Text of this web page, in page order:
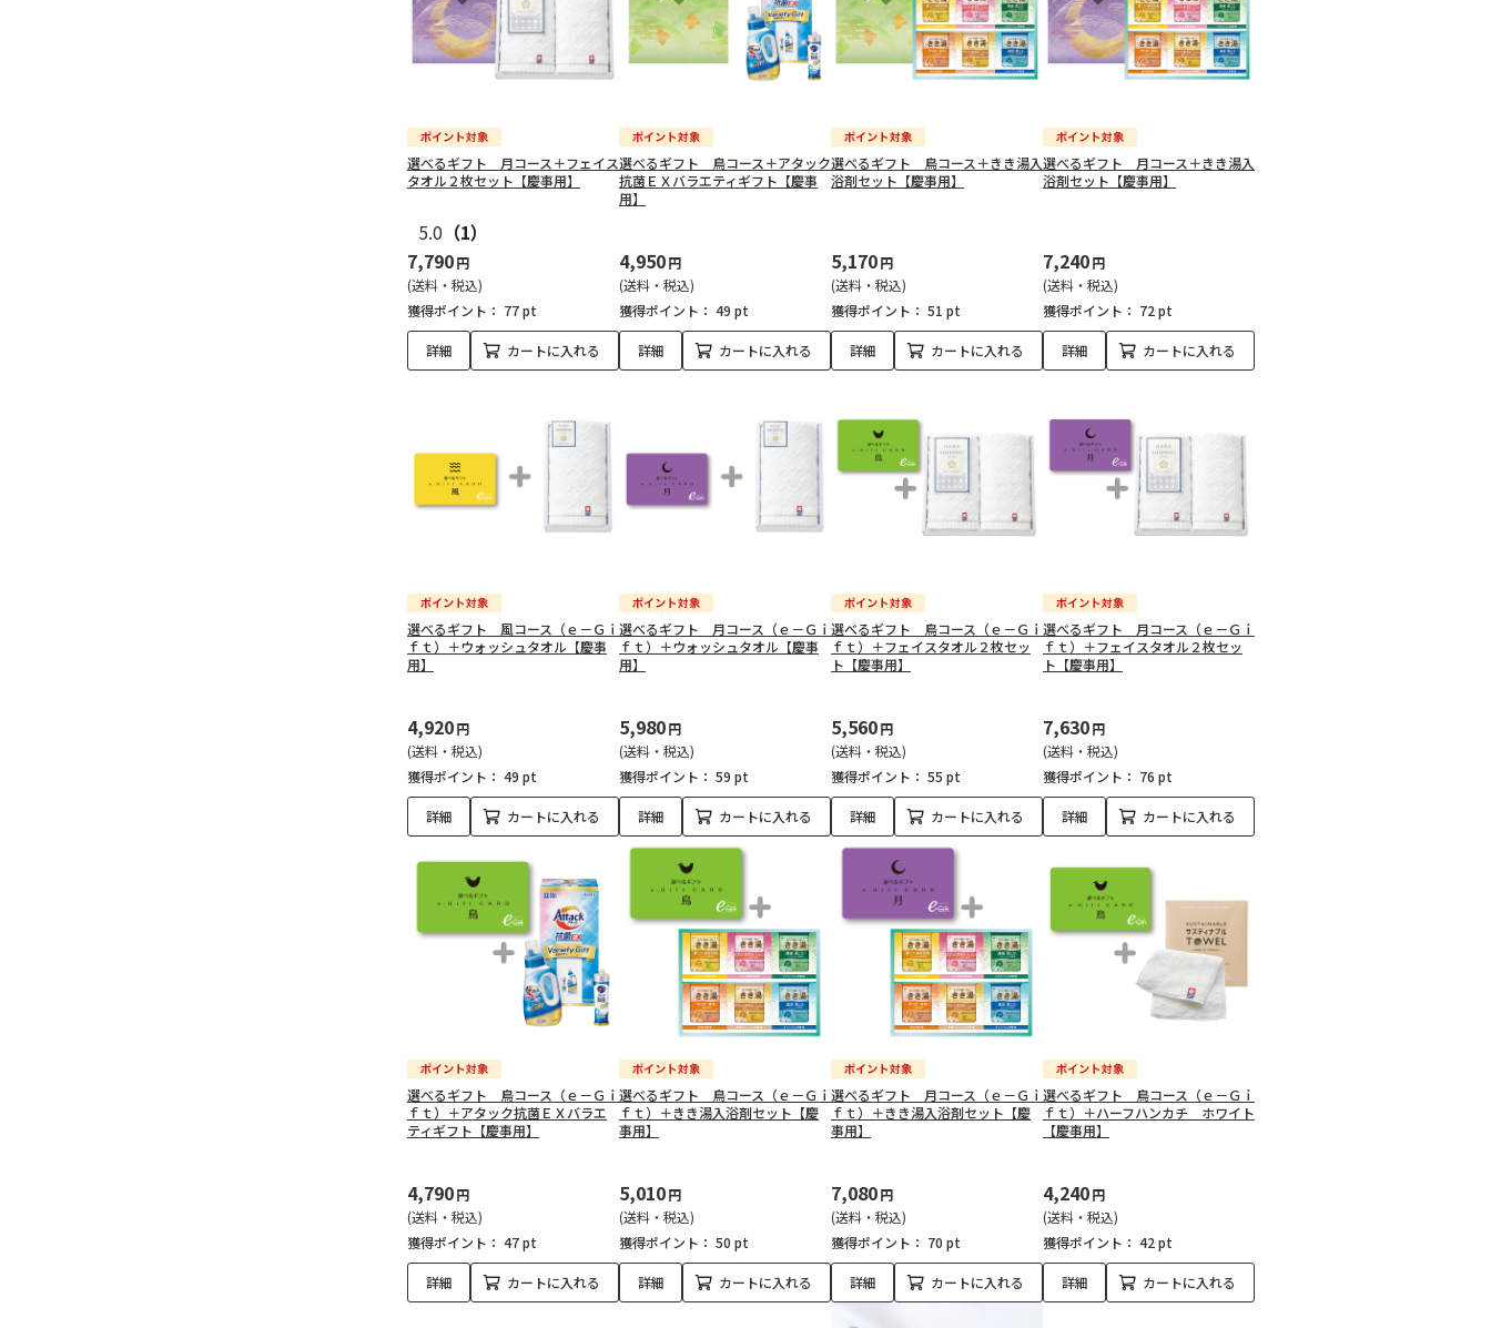
選べるギフト 月コース＋フェイス
タオル２枚セット【慶事用】
5.0 （1）
7,790円
(送料・税込)
獲得ポイント： 77 pt
詳細 カートに入れる
選べるギフト 鳥コース＋アタック
抗菌ＥＸバラエティギフト【慶事
用】
4,950円
(送料・税込)
獲得ポイント： 49 pt
詳細 カートに入れる
選べるギフト 鳥コース＋きき湯入
浴剤セット【慶事用】
5,170円
(送料・税込)
獲得ポイント： 51 pt
詳細 カートに入れる
選べるギフト 月コース＋きき湯入
浴剤セット【慶事用】
7,240円
(送料・税込)
獲得ポイント： 72 pt
詳細 カートに入れる
選べるギフト 風コース（ｅ－Ｇｉ
ｆｔ）＋ウォッシュタオル【慶事
用】
4,920円
(送料・税込)
獲得ポイント： 49 pt
詳細 カートに入れる
選べるギフト 月コース（ｅ－Ｇｉ
ｆｔ）＋ウォッシュタオル【慶事
用】
5,980円
(送料・税込)
獲得ポイント： 59 pt
詳細 カートに入れる
選べるギフト 鳥コース（ｅ－Ｇｉ
ｆｔ）＋フェイスタオル２枚セッ
ト【慶事用】
5,560円
(送料・税込)
獲得ポイント： 55 pt
詳細 カートに入れる
選べるギフト 月コース（ｅ－Ｇｉ
ｆｔ）＋フェイスタオル２枚セッ
ト【慶事用】
7,630円
(送料・税込)
獲得ポイント： 76 pt
詳細 カートに入れる
選べるギフト 鳥コース（ｅ－Ｇｉ
ｆｔ）＋アタック抗菌ＥＸバラエ
ティギフト【慶事用】
4,790円
(送料・税込)
獲得ポイント： 47 pt
詳細 カートに入れる
選べるギフト 鳥コース（ｅ－Ｇｉ
ｆｔ）＋きき湯入浴剤セット【慶
事用】
5,010円
(送料・税込)
獲得ポイント： 50 pt
詳細 カートに入れる
選べるギフト 月コース（ｅ－Ｇｉ
ｆｔ）＋きき湯入浴剤セット【慶
事用】
7,080円
(送料・税込)
獲得ポイント： 70 pt
詳細 カートに入れる
選べるギフト 鳥コース（ｅ－Ｇｉ
ｆｔ）＋ハーフハンカチ ホワイト
【慶事用】
4,240円
(送料・税込)
獲得ポイント： 42 pt
詳細 カートに入れる